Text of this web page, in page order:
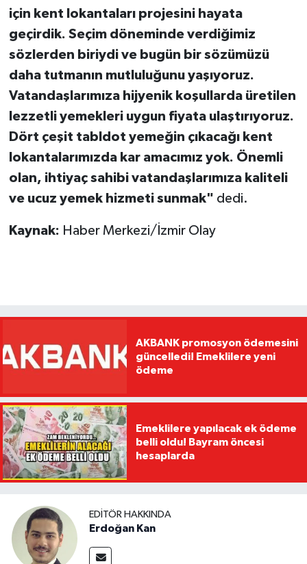
için kent lokantaları projesini hayata
geçirdik. Seçim döneminde verdiğimiz
sözlerden biriydi ve bugün bir sözümüzü
daha tutmanın mutluluğunu yaşıyoruz.
Vatandaşlarımıza hijyenik koşullarda üretilen
lezzetli yemekleri uygun fiyata ulaştırıyoruz.
Dört çeşit tabldot yemeğin çıkacağı kent
lokantalarımızda kar amacımız yok. Önemli
olan, ihtiyaç sahibi vatandaşlarımıza kaliteli
ve ucuz yemek hizmeti sunmak" dedi.
Kaynak: Haber Merkezi/İzmir Olay
AKBANK promosyon ödemesini
güncelledi! Emeklilere yeni
ödeme
Emeklilere yapılacak ek ödeme
belli oldu! Bayram öncesi
hesaplarda
EDITÖR HAKKINDA
Erdoğan Kan